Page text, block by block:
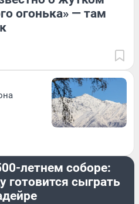
огонька» — там
летнем соборе:
готовится сыграть